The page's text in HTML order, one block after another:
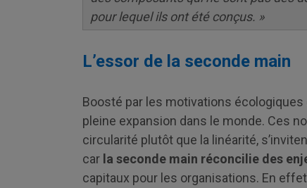
pour lequel ils ont été conçus. »
L’essor de la seconde main
Boosté par les motivations
pleine expansion dans le monde. Ces
circularité plutôt que la linéarité,
car la seconde main réconcilie des
capitaux pour les organisations. En